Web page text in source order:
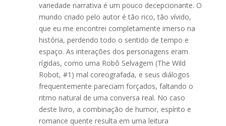
variedade narrativa é um pouco decepcionante. O
mundo criado pelo autor é tão rico, tão vívido,
que eu me encontrei completamente imerso na
história, perdendo todo o sentido de tempo e
espaço. As interações dos personagens eram
rígidas, como uma Robô Selvagem (The Wild
Robot, #1) mal coreografada, e seus diálogos
frequentemente pareciam forçados, faltando o
ritmo natural de uma conversa real. No caso
deste livro, a combinação de humor, espírito e
romance quente resulta em uma leitura